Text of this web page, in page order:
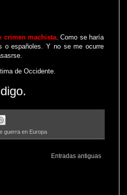
crimen machista. Como se haría
o españoles. Y no se me ocurre
de Occidente.
guerra en Europa
Entradas antiguas